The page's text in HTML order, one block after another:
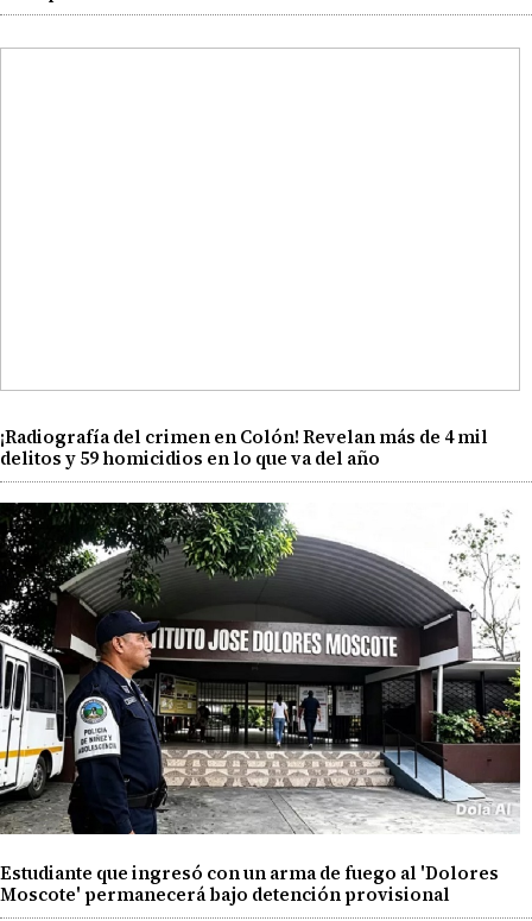
¡Radiografía del crimen en Colón! Revelan más de 4 mil
delitos y 59 homicidios en lo que va del año
Estudiante que ingresó con un arma de fuego al 'Dolores
Moscote' permanecerá bajo detención provisional